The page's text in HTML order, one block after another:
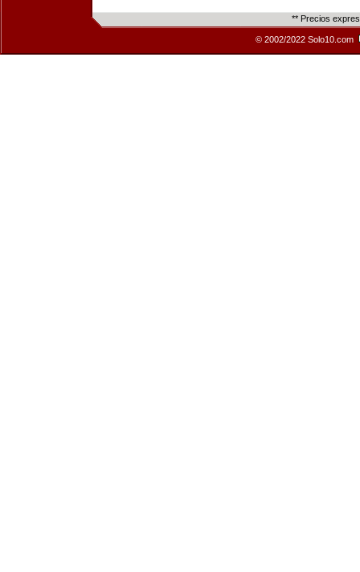
** Precios
© 2002/2022 Solo10.com